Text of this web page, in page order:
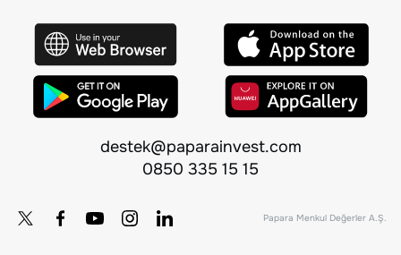
destek@paparainvest.com
0850 335 15 15
Papara Menkul Değerler A.Ş.